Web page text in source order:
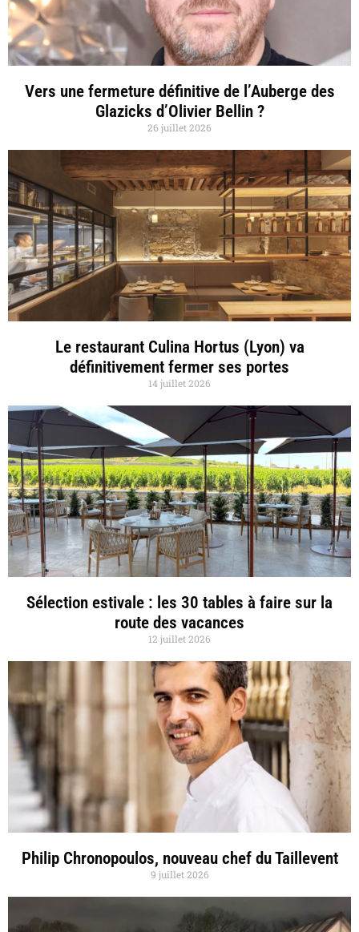
Vers une fermeture définitive de l’Auberge des
Glazicks d’Olivier Bellin ?
26 juillet 2026
Le restaurant Culina Hortus (Lyon) va
définitivement fermer ses portes
14 juillet 2026
Sélection estivale : les 30 tables à faire sur la
route des vacances
12 juillet 2026
Philip Chronopoulos, nouveau chef du Taillevent
9 juillet 2026